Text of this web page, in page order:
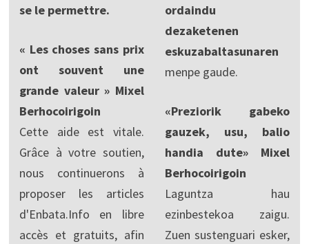
se le permettre.
« Les choses sans prix
ont souvent une
grande valeur » Mixel
Berhocoirigoin
Cette aide est vitale.
Grâce à votre soutien,
nous continuerons à
proposer les articles
d'Enbata.Info en libre
accès et gratuits, afin
ordaindu
dezaketenen
eskuzabaltasunaren
menpe gaude.
«Preziorik gabeko
gauzek, usu, balio
handia dute» Mixel
Berhocoirigoin
Laguntza hau
ezinbestekoa zaigu.
Zuen sustenguari esker,